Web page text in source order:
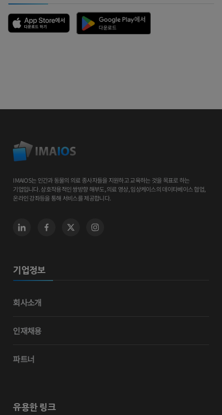
IMAIOS는 인간과 동물의 의료 종사자들을 지원하고 교육하는 것을 목표로 하는
기업입니다. 상호작용적인 쌍방향 해부도, 의료 영상, 임상케이스의 데이타베이스 협업,
온라인 강좌등을 통해 서비스를 제공합니다.
기업정보
회사소개
인재채용
파트너
유용한 링크